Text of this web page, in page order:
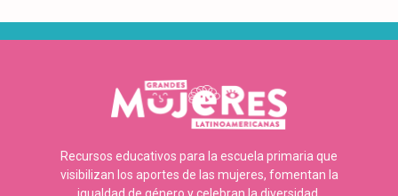
Recursos educativos para la escuela primaria que
visibilizan los aportes de las mujeres, fomentan la
igualdad de género y celebran la diversidad.